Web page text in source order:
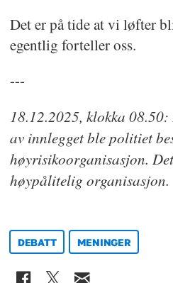
Det er på tide at vi løfter
egentlig forteller oss.
---
18.12.2025, klokka
av innlegget ble politiet
høyrisikoorganisasjon.
høypålitelig organisasjon.
DEBATT MENINGER